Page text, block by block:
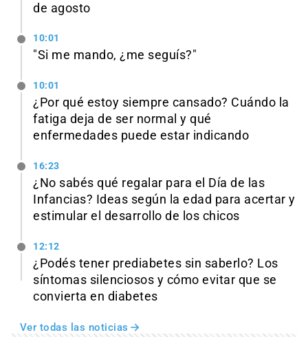
de agosto
10:01
"Si me mando, ¿me seguís?"
10:01
¿Por qué estoy siempre cansado? Cuándo la
fatiga deja de ser normal y qué
enfermedades puede estar indicando
16:23
¿No sabés qué regalar para el Día de las
Infancias? Ideas según la edad para acertar y
estimular el desarrollo de los chicos
12:12
¿Podés tener prediabetes sin saberlo? Los
síntomas silenciosos y cómo evitar que se
convierta en diabetes
Ver todas las noticias